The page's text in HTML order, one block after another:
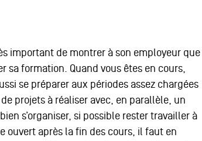
important de montrer à son employeur que
sa formation. Quand vous êtes en cours,
se préparer aux périodes assez chargées
projets à réaliser avec, en parallèle, un
s’organiser, si possible rester travailler à
ouvert après la fin des cours, il faut en